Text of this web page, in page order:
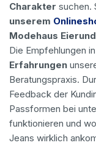
Charakter suchen.
unserem
Modehaus
Die Empfehlungen
Erfahrungen
Beratungspraxis.
Feedback der
Passformen bei
funktionieren und
Jeans wirklich